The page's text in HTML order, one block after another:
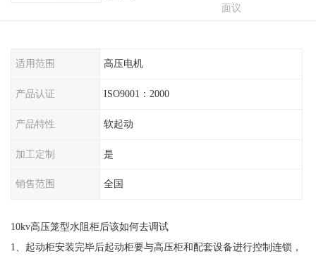
面议
适用范围 高压电机
产品认证 ISO9001：2000
产品特性 软起动
加工定制 是
销售范围 全国
10kv高压笼型水阻柜后该如何去调试
1、起动柜安装完毕后起动柜要与高压柜和配套设备进行控制连锁，